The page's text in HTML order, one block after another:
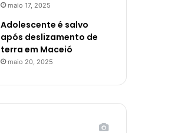
maio 17, 2025
Adolescente é salvo
após deslizamento de
terra em Maceió
maio 20, 2025